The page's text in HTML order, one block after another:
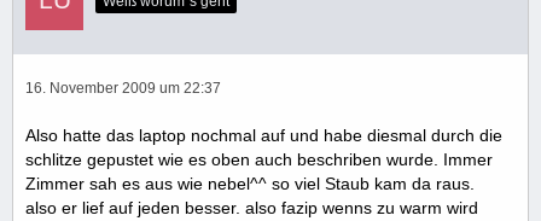
16. November 2009 um 22:37
Also hatte das laptop nochmal auf und habe diesmal durch die
schlitze gepustet wie es oben auch beschriben wurde. Immer
Zimmer sah es aus wie nebel^^ so viel Staub kam da raus.
also er lief auf jeden besser. also fazip wenns zu warm wird